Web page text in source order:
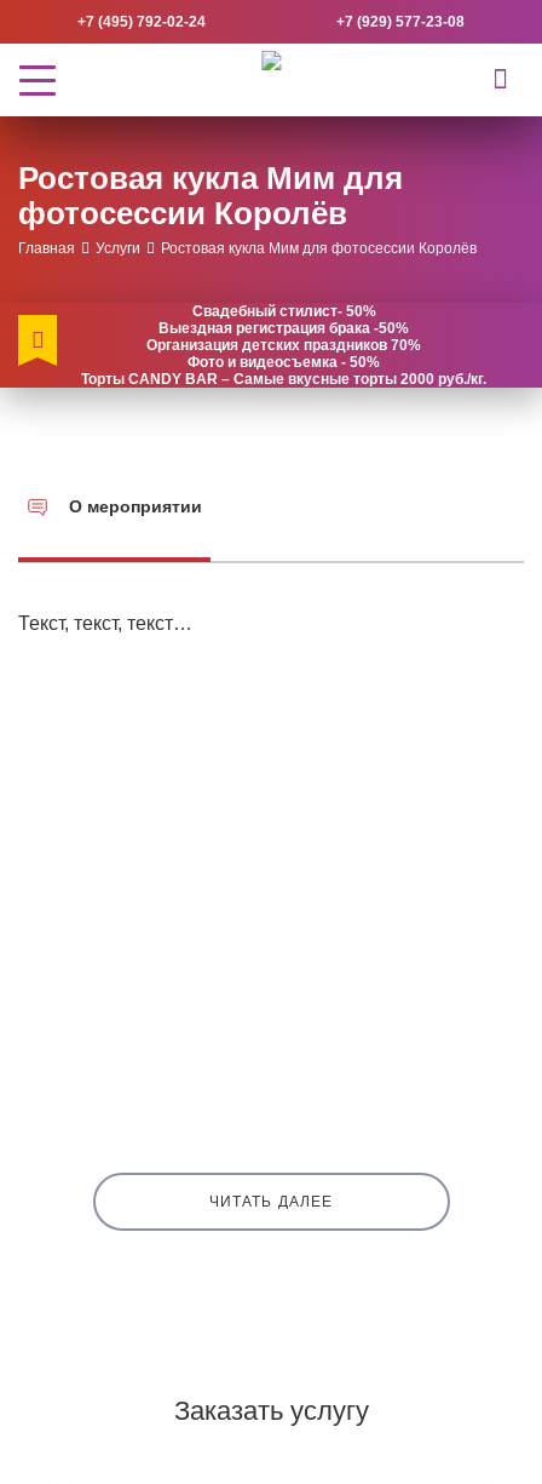
+7 (495) 792-02-24 +7 (929) 577-23-08
Ростовая кукла Мим для
фотосессии Королёв
Главная Услуги Ростовая кукла Мим для фотосессии Королёв
Свадебный стилист- 50%
Выездная регистрация брака -50%
Организация детских праздников 70%
Фото и видеосъемка - 50%
Торты CANDY BAR – Самые вкусные торты 2000 руб./кг.
О мероприятии
Текст, текст, текст…
ЧИТАТЬ ДАЛЕЕ
Заказать услугу